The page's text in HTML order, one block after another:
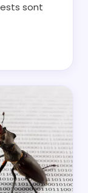
sont